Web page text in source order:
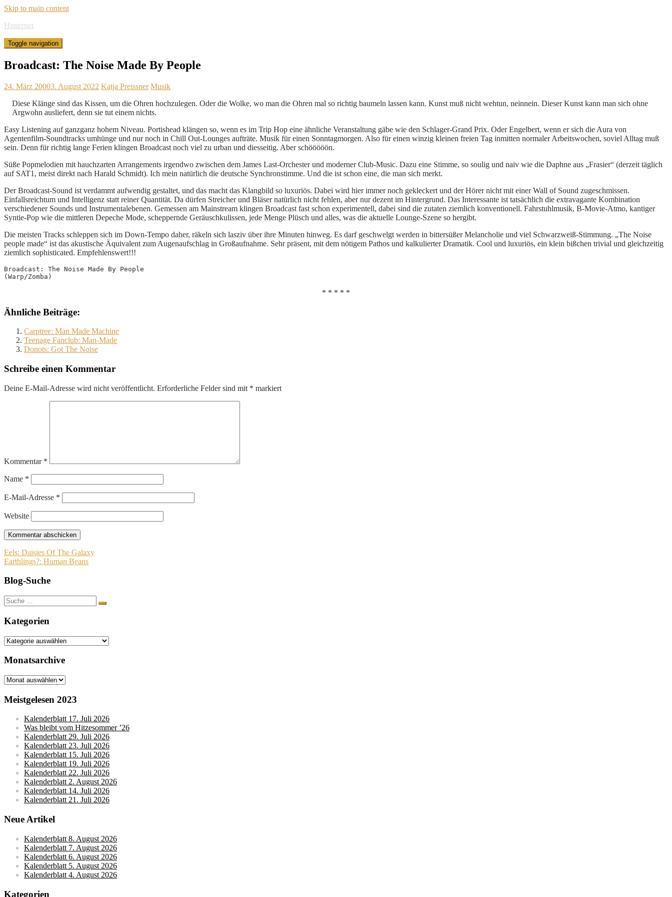
Skip to main content
Hinternet
Toggle navigation
Broadcast: The Noise Made By People
24. März 20003. August 2022 Katja Preissner Musik
Diese Klänge sind das Kissen, um die Ohren hochzulegen. Oder die Wolke, wo man die Ohren mal so richtig baumeln lassen kann. Kunst muß nicht wehtun, neinnein. Dieser Kunst kann man sich ohne
Argwohn ausliefert, denn sie tut einem nichts.
Easy Listening auf ganzganz hohem Niveau. Portishead klängen so, wenn es im Trip Hop eine ähnliche Veranstaltung gäbe wie den Schlager-Grand Prix. Oder Engelbert, wenn er sich die Aura von
Agentenfilm-Soundtracks umhünge und nur noch in Chill Out-Lounges aufträte. Musik für einen Sonntagmorgen. Also für einen winzig kleinen freien Tag inmitten normaler Arbeitswochen, soviel Alltag muß
sein. Denn für richtig lange Ferien klingen Broadcast noch viel zu urban und diesseitig. Aber schööööön.
Süße Popmelodien mit hauchzarten Arrangements irgendwo zwischen dem James Last-Orchester und moderner Club-Music. Dazu eine Stimme, so soulig und naiv wie die Daphne aus „Frasier“ (derzeit täglich
auf SAT1, meist direkt nach Harald Schmidt). Ich mein natürlich die deutsche Synchronstimme. Und die ist schon eine, die man sich merkt.
Der Broadcast-Sound ist verdammt aufwendig gestaltet, und das macht das Klangbild so luxuriös. Dabei wird hier immer noch gekleckert und der Hörer nicht mit einer Wall of Sound zugeschmissen.
Einfallsreichtum und Intelligenz statt reiner Quantität. Da dürfen Streicher und Bläser natürlich nicht fehlen, aber nur dezent im Hintergrund. Das Interessante ist tatsächlich die extravagante Kombination
verschiedener Sounds und Instrumentalebenen. Gemessen am Mainstream klingen Broadcast fast schon experimentell, dabei sind die zutaten ziemlich konventionell. Fahrstuhlmusik, B-Movie-Atmo, kantiger
Syntie-Pop wie die mittleren Depeche Mode, scheppernde Geräuschkulissen, jede Menge Plüsch und alles, was die aktuelle Lounge-Szene so hergibt.
Die meisten Tracks schleppen sich im Down-Tempo daher, räkeln sich lasziv über ihre Minuten hinweg. Es darf geschwelgt werden in bittersüßer Melancholie und viel Schwarzweiß-Stimmung. „The Noise
people made“ ist das akustische Äquivalent zum Augenaufschlag in Großaufnahme. Sehr präsent, mit dem nötigem Pathos und kalkulierter Dramatik. Cool und luxuriös, ein klein bißchen trivial und gleichzeitig
ziemlich sophisticated. Empfehlenswert!!!
Broadcast: The Noise Made By People
(Warp/Zomba)
* * * * *
Ähnliche Beiträge:
Carptree: Man Made Machine
Teenage Fanclub: Man-Made
Donots: Got The Noise
Schreibe einen Kommentar
Deine E-Mail-Adresse wird nicht veröffentlicht. Erforderliche Felder sind mit * markiert
Kommentar *
Name *
E-Mail-Adresse *
Website
Beitragsnavigation
Eels: Daisies Of The Galaxy
Earthlings?: Human Beans
Blog-Suche
Suche
nach:
Kategorien
Kategorien
Monatsarchive
Monatsarchive
Meistgelesen 2023
Kalenderblatt 17. Juli 2026
Was bleibt vom Hitzesommer ’26
Kalenderblatt 29. Juli 2026
Kalenderblatt 23. Juli 2026
Kalenderblatt 15. Juli 2026
Kalenderblatt 19. Juli 2026
Kalenderblatt 22. Juli 2026
Kalenderblatt 2. August 2026
Kalenderblatt 14. Juli 2026
Kalenderblatt 21. Juli 2026
Neue Artikel
Kalenderblatt 8. August 2026
Kalenderblatt 7. August 2026
Kalenderblatt 6. August 2026
Kalenderblatt 5. August 2026
Kalenderblatt 4. August 2026
Kategorien